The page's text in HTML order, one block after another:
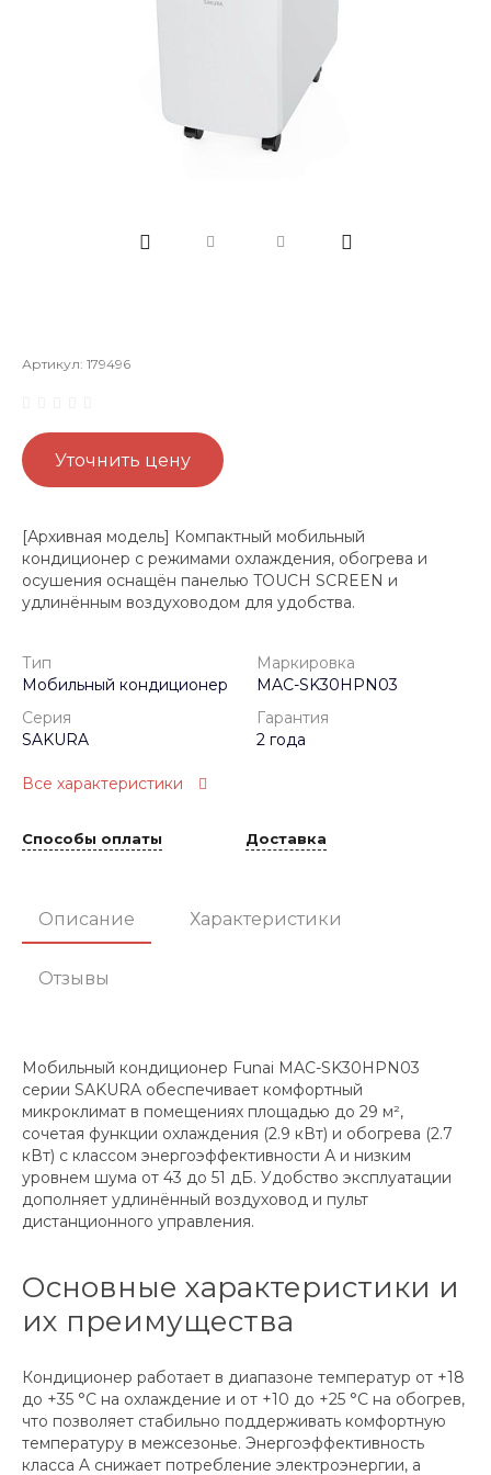
Артикул: 179496
Уточнить цену
[Архивная модель] Компактный мобильный
кондиционер с режимами охлаждения, обогрева и
осушения оснащён панелью TOUCH SCREEN и
удлинённым воздуховодом для удобства.
Тип
Мобильный кондиционер
Маркировка
MAC-SK30HPN03
Серия
SAKURA
Гарантия
2 года
Все характеристики
Способы оплаты Доставка
Описание Характеристики
Отзывы
Мобильный кондиционер Funai MAC-SK30HPN03
серии SAKURA обеспечивает комфортный
микроклимат в помещениях площадью до 29 м²,
сочетая функции охлаждения (2.9 кВт) и обогрева (2.7
кВт) с классом энергоэффективности А и низким
уровнем шума от 43 до 51 дБ. Удобство эксплуатации
дополняет удлинённый воздуховод и пульт
дистанционного управления.
Основные характеристики и
их преимущества
Кондиционер работает в диапазоне температур от +18
до +35 °C на охлаждение и от +10 до +25 °C на обогрев,
что позволяет стабильно поддерживать комфортную
температуру в межсезонье. Энергоэффективность
класса A снижает потребление электроэнергии, а